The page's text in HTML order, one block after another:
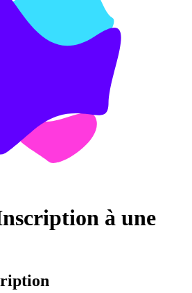
à une